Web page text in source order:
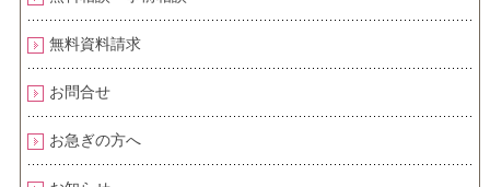
無料資料請求
お問合せ
お急ぎの方へ